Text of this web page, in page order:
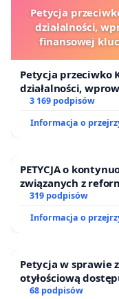
Petycja
działalności,
finansowej
Petycja przeciwko
działalności,
finansowej
3 169 podpisów
Informacja o
PETYCJA o
związanych z
319 podpisów
Informacja o
Petycja w sprawie
otyłościową
oraz programów
68 podpisów